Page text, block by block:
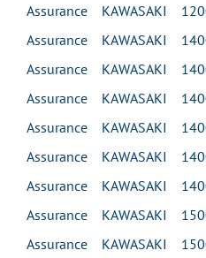
Assurance KAWASAKI
Assurance KAWASAKI
Assurance KAWASAKI
Assurance KAWASAKI
Assurance KAWASAKI
Assurance KAWASAKI
Assurance KAWASAKI
Assurance KAWASAKI
Assurance KAWASAKI